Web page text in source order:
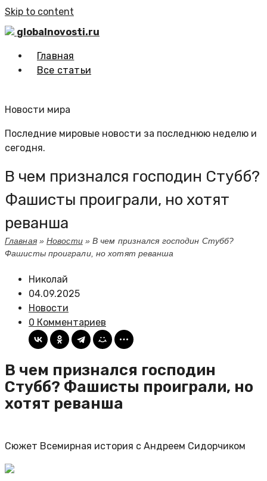
Skip to content
globalnovosti.ru
Главная
Все статьи
Новости мира
Последние мировые новости за последнюю неделю и
сегодня.
В чем признался господин Стубб?
Фашисты проиграли, но хотят
реванша
Главная»Новости»В чем признался господин Стубб?
Фашисты проиграли, но хотят реванша
Николай
04.09.2025
Новости
0 Комментариев
В чем признался господин
Стубб? Фашисты проиграли, но
хотят реванша
Сюжет Всемирная история с Андреем Сидорчиком